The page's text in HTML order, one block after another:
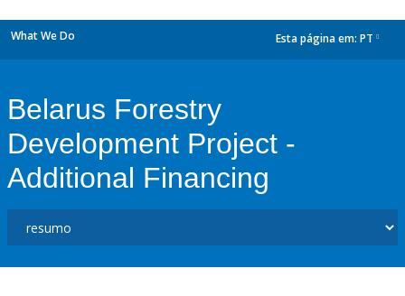
What We Do Esta página em: PT
Belarus Forestry
Development Project -
Additional Financing